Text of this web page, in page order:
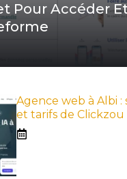
Pour Accéder
Agence web à Albi :
et tarifs de Clickzou